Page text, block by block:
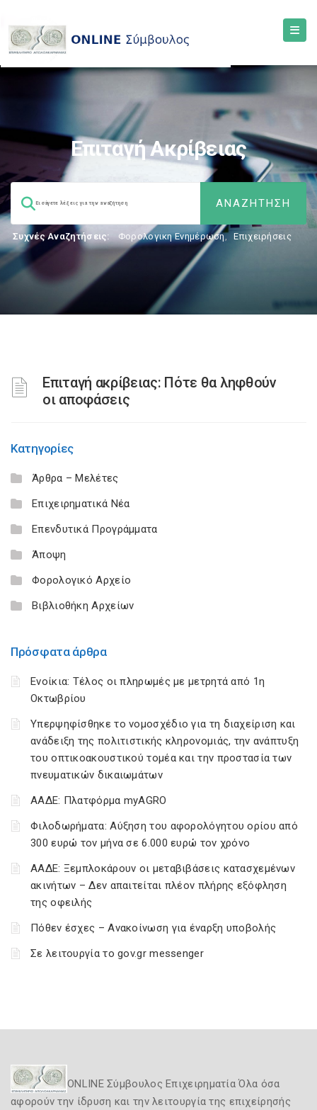
Επιταγή Ακρίβειας
Συχνές Αναζητήσεις: Φορολογικη Ενημέρωση, Επιχειρήσεις
Επιταγή ακρίβειας: Πότε θα ληφθούν
οι αποφάσεις
Κατηγορίες
Άρθρα – Μελέτες
Επιχειρηματικά Νέα
Επενδυτικά Προγράμματα
Άποψη
Φορολογικό Αρχείο
Βιβλιοθήκη Αρχείων
Πρόσφατα άρθρα
Ενοίκια: Τέλος οι πληρωμές με μετρητά από 1η
Οκτωβρίου
Υπερψηφίσθηκε το νομοσχέδιο για τη διαχείριση και
ανάδειξη της πολιτιστικής κληρονομιάς, την ανάπτυξη
του οπτικοακουστικού τομέα και την προστασία των
πνευματικών δικαιωμάτων
ΑΑΔΕ: Πλατφόρμα myAGRO
Φιλοδωρήματα: Αύξηση του αφορολόγητου ορίου από
300 ευρώ τον μήνα σε 6.000 ευρώ τον χρόνο
ΑΑΔΕ: Ξεμπλοκάρουν οι μεταβιβάσεις κατασχεμένων
ακινήτων – Δεν απαιτείται πλέον πλήρης εξόφληση
της οφειλής
Πόθεν έσχες – Ανακοίνωση για έναρξη υποβολής
Σε λειτουργία το gov.gr messenger
ONLINE Σύμβουλος Επιχειρηματία Όλα όσα
αφορούν την ίδρυση και την λειτουργία της επιχείρησής